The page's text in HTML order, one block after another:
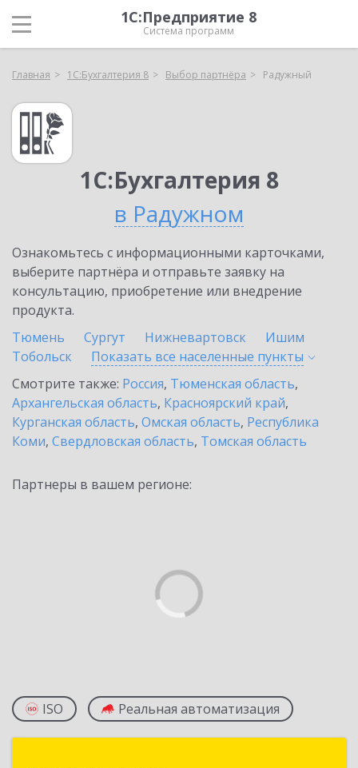
1С:Предприятие 8
Система программ
Главная 1С:Бухгалтерия 8 Выбор партнёра Радужный
1С:Бухгалтерия 8
в Радужном
Ознакомьтесь с информационными карточками,
выберите партнёра и отправьте заявку на
консультацию, приобретение или внедрение
продукта.
Тюмень
Сургут Нижневартовск
Ишим
Тобольск
Показать все населенные пункты
Смотрите также: Россия, Тюменская область,
Архангельская область, Красноярский край,
Курганская область, Омская область, Республика
Коми, Свердловская область, Томская область
Партнеры в вашем регионе:
ISO Реальная автоматизация